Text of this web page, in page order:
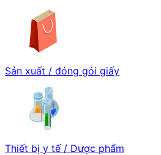
Sản xuất / đóng gói giấy
Thiết bị y tế / Dược phẩm